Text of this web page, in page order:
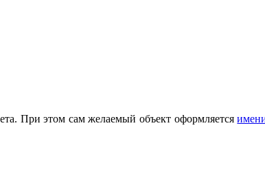
При этом сам желаемый объект оформляется